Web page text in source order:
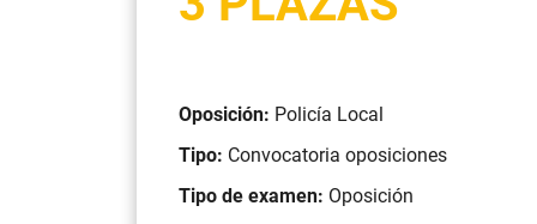
Oposición: Policía Local
Tipo: Convocatoria oposiciones
Tipo de examen: Oposición